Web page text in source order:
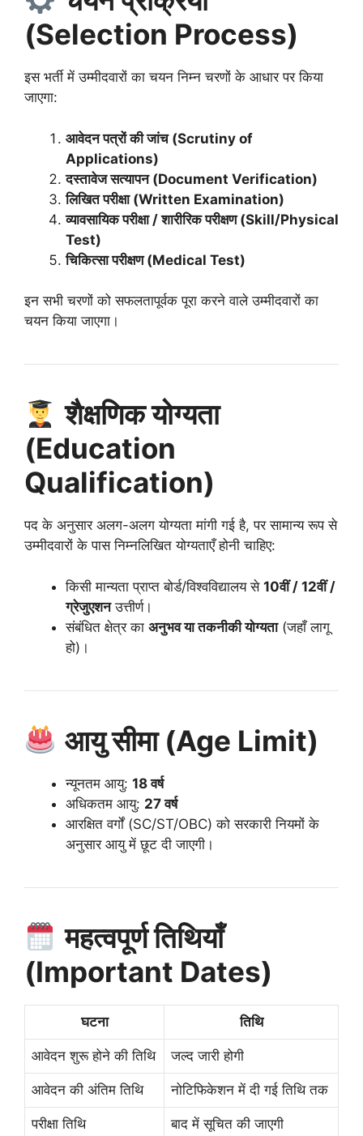
(Selection Process)
इस भर्ती में उम्मीदवारों का चयन निम्न चरणों के आधार पर किया
जाएगा:
आवेदन पत्रों की जांच (Scrutiny of
Applications)
दस्तावेज सत्यापन (Document Verification)
लिखित परीक्षा (Written Examination)
व्यावसायिक परीक्षा / शारीरिक परीक्षण (Skill/Physical
Test)
चिकित्सा परीक्षण (Medical Test)
इन सभी चरणों को सफलतापूर्वक पूरा करने वाले उम्मीदवारों का
चयन किया जाएगा।
शैक्षणिक योग्यता
(Education
Qualification)
पद के अनुसार अलग-अलग योग्यता मांगी गई है, पर सामान्य रूप से
उम्मीदवारों के पास निम्नलिखित योग्यताएँ होनी चाहिए:
किसी मान्यता प्राप्त बोर्ड/विश्वविद्यालय से 10वीं / 12वीं /
ग्रेजुएशनउत्तीर्ण।
संबंधित क्षेत्र का अनुभव या तकनीकी योग्यता(जहाँ लागू
हो)।
आयु सीमा (Age Limit)
न्यूनतम आयु: 18 वर्ष
अधिकतम आयु: 27 वर्ष
आरक्षित वर्गों (SC/ST/OBC) को सरकारी नियमों के
अनुसार आयु में छूट दी जाएगी।
महत्वपूर्ण तिथियाँ
(Important Dates)
घटना तिथि
आवेदन शुरू होने की तिथि जल्द जारी होगी
आवेदन की अंतिम तिथि नोटिफिकेशन में दी गई तिथि तक
परीक्षा तिथि बाद में सूचित की जाएगी